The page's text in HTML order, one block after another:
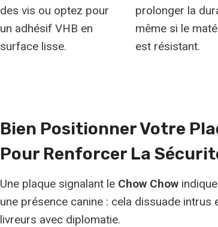
des vis ou optez pour
un adhésif VHB en
surface lisse.
prolonger la
même si le
est résistant.
Bien Positionner Votre
Pour Renforcer La
Une plaque signalant le Chow Chow
une présence canine : cela dissuade intrus
livreurs avec diplomatie.